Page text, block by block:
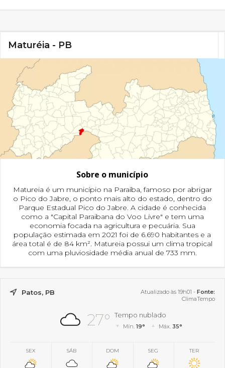
Maturéia - PB
Sobre o município
Matureia é um município na Paraíba, famoso por abrigar
o Pico do Jabre, o ponto mais alto do estado, dentro do
Parque Estadual Pico do Jabre. A cidade é conhecida
como a "Capital Paraibana do Voo Livre" e tem uma
economia focada na agricultura e pecuária. Sua
população estimada em 2021 foi de 6.690 habitantes e a
área total é de 84 km². Matureia possui um clima tropical
com uma pluviosidade média anual de 733 mm.
Patos, PB Atualizado às 19h01 - Fonte:
ClimaTempo
27° Tempo nublado
Mín.19° Máx. 35°
SEX SÁB DOM SEG TER